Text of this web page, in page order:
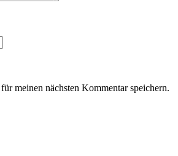
meinen nächsten Kommentar speichern.